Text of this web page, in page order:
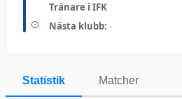
Tränare i IFK
Nästa klubb: -
Statistik Matcher